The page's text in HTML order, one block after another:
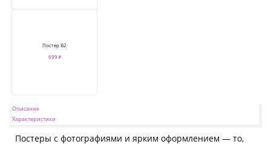
Постер В2
699 ₽
Описание
Характеристики
Постеры с фотографиями и ярким оформлением — то,